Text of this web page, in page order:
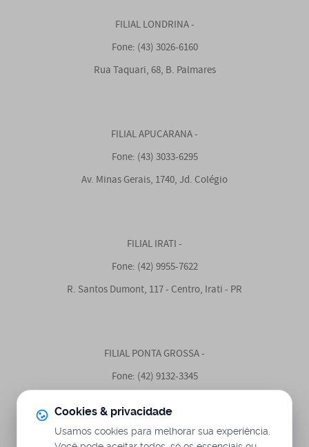
FILIAL LONDRINA -
Fone: (43) 3026-6160
Rua Taquari, 68, B. Palmares
FILIAL APUCARANA -
Fone: (43) 3033-6295
Av. Minas Gerais, 1740, Jd. Colégio
FILIAL IRATI -
Fone: (42) 9955-7622
R. Santos Dumont, 117 - Centro, Irati - PR
FILIAL PONTA GROSSA -
Fone: (42) 9132-3345
Cookies & privacidade
Usamos cookies para melhorar sua experiência.